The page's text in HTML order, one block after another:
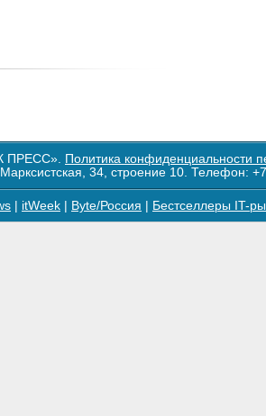
ПРЕСС». Политика конфиденциальности
34, строение 10. Телефон:
itWeek Byte/Россия Бестселлеры IT-